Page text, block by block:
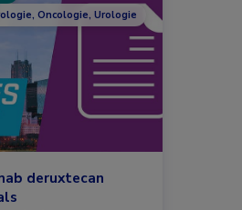
Oncologie, Urologie
deruxtecan